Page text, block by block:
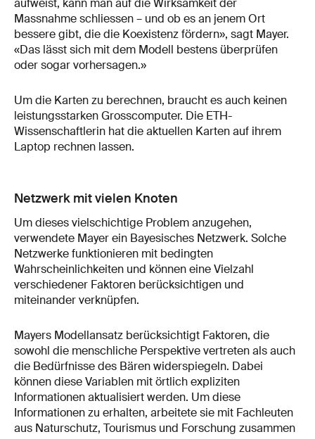
aufweist, kann man auf die Wirksamkeit der
Massnahme schliessen – und ob es an jenem Ort
bessere gibt, die die Koexistenz fördern», sagt Mayer.
«Das lässt sich mit dem Modell bestens überprüfen
oder sogar vorhersagen.»
Um die Karten zu berechnen, braucht es auch keinen
leistungsstarken Grosscomputer. Die ETH-
Wissenschaftlerin hat die aktuellen Karten auf ihrem
Laptop rechnen lassen.
Netzwerk mit vielen Knoten
Um dieses vielschichtige Problem anzugehen,
verwendete Mayer ein Bayesisches Netzwerk. Solche
Netzwerke funktionieren mit bedingten
Wahrscheinlichkeiten und können eine Vielzahl
verschiedener Faktoren berücksichtigen und
miteinander verknüpfen.
Mayers Modellansatz berücksichtigt Faktoren, die
sowohl die menschliche Perspektive vertreten als auch
die Bedürfnisse des Bären widerspiegeln. Dabei
können diese Variablen mit örtlich expliziten
Informationen aktualisiert werden. Um diese
Informationen zu erhalten, arbeitete sie mit Fachleuten
aus Naturschutz, Tourismus und Forschung zusammen